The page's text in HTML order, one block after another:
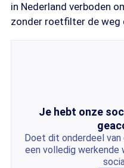
in Nederland verboden
zonder roetfilter de weg
Je hebt onze
Doet dit onderdeel
een volledig